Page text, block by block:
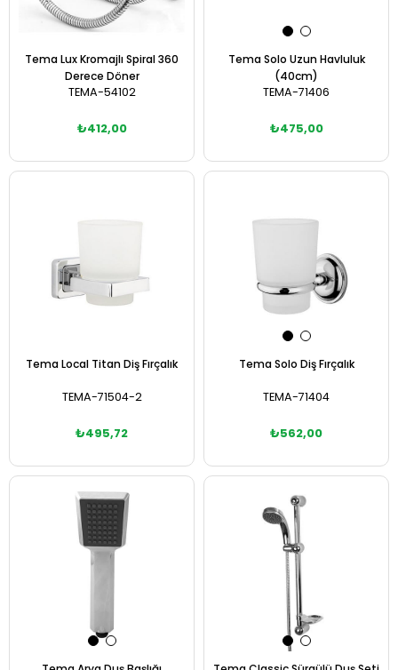
Tema Lux Kromajlı Spiral 360
Derece Döner
TEMA-54102
₺412,00
Tema Solo Uzun Havluluk
(40cm)
TEMA-71406
₺475,00
Tema Local Titan Diş Fırçalık
TEMA-71504-2
₺495,72
Sepete Ekle
Tema Solo Diş Fırçalık
TEMA-71404
₺562,00
Sepete Ekle